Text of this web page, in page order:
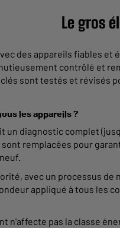
Le gros
des appareils fiables et
contrôlé et
sont testés et révisés
les appareils ?
un diagnostic complet
remplacées pour
avec un processus de
appliqué à tous les
n'affecte pas la classe